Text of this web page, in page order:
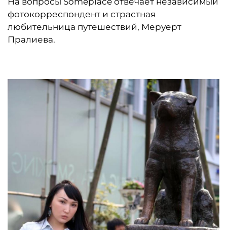
фотокорреспондент и страстная
любительница путешествий, Меруерт
Пралиева.